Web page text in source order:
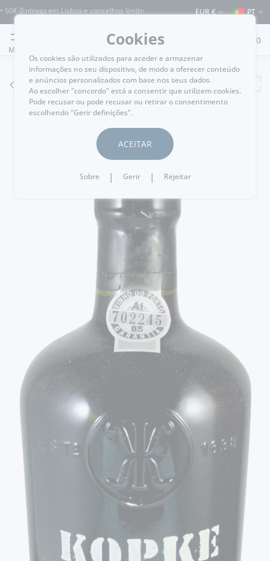
em Lisboa e concelhos limítrofes) ⚠️ Envios para Portugal e para o resto
EUR € PT
MENU
0
VOLTAR
Cookies
Os cookies são utilizados para aceder e armazenar
informações no seu dispositivo, de modo a oferecer conteúdo
e anúncios personalizados com base nos seus dados.
Ao escolher "concordo" está a consentir que utilizem cookies.
Pode recusar ou pode recusar ou retirar o consentimento
escolhendo "Gerir definições".
ACEITAR
Sobre | Gerir | Rejeitar